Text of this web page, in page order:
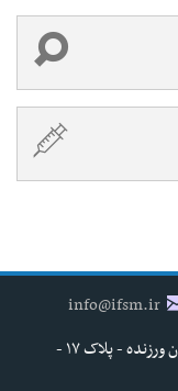
info@ifsm.ir
تهران - خیابان شهید مفتح جنوبی - خیابان ورزنده - پلاک ۱۷ -